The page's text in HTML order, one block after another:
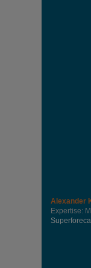
Alexander
Expertise: